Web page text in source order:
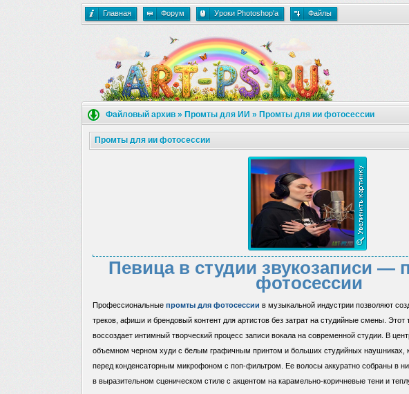
Главная Форум Уроки Photoshop'a Файлы
Файловый архив » Промты для ИИ » Промты для ии фотосессии
Промты для ии фотосессии
Певица в студии звукозаписи —
фотосессии
Профессиональные промты для фотосессии в музыкальной индустрии позволяют
треков, афиши и брендовый контент для артистов без затрат на студийные смены. Этот
воссоздает интимный творческий процесс записи вокала на современной студии. В
объемном черном худи с белым графичным принтом и больших студийных наушниках,
перед конденсаторным микрофоном с поп-фильтром. Ее волосы аккуратно собраны в
в выразительном сценическом стиле с акцентом на карамельно-коричневые тени и